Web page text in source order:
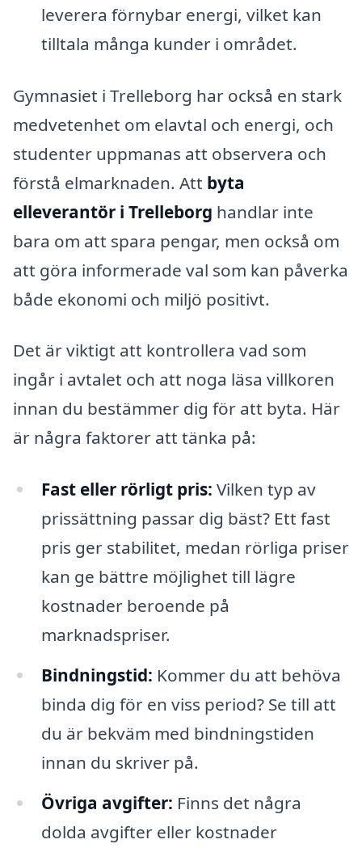
leverera förnybar energi, vilket kan
tilltala många kunder i området.
Gymnasiet i Trelleborg har också en stark
medvetenhet om elavtal och energi, och
studenter uppmanas att observera och
förstå elmarknaden. Att byta
elleverantör i Trelleborg handlar inte
bara om att spara pengar, men också om
att göra informerade val som kan påverka
både ekonomi och miljö positivt.
Det är viktigt att kontrollera vad som
ingår i avtalet och att noga läsa villkoren
innan du bestämmer dig för att byta. Här
är några faktorer att tänka på:
Fast eller rörligt pris: Vilken typ av
prissättning passar dig bäst? Ett fast
pris ger stabilitet, medan rörliga priser
kan ge bättre möjlighet till lägre
kostnader beroende på
marknadspriser.
Bindningstid: Kommer du att behöva
binda dig för en viss period? Se till att
du är bekväm med bindningstiden
innan du skriver på.
Övriga avgifter: Finns det några
dolda avgifter eller kostnader